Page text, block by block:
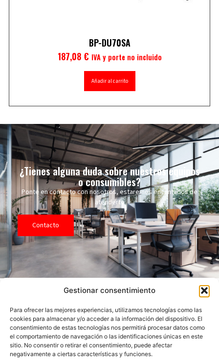
Gestionar consentimiento
Para ofrecer las mejores experiencias, utilizamos tecnologías como las
cookies para almacenar y/o acceder a la información del dispositivo. El
consentimiento de estas tecnologías nos permitirá procesar datos como
el comportamiento de navegación o las identificaciones únicas en este
sitio. No consentir o retirar el consentimiento, puede afectar
negativamente a ciertas características y funciones.
BP-DU70SA
187,08 € IVA y porte no incluido
Añadir al carrito
¿Tienes alguna duda sobre nuestros equipos
o consumibles?
Ponte en contacto con nosotros, estaremos encantados de
atenderte
Contacto
Empresaconmas
de 30 años de
experiencia en el
Mapa del
sitio
Inicio
Contacto
913 68 40 83
dysmabe@dysmabe.es
Horario
Lunes a jueves de
9:00 a 17:00